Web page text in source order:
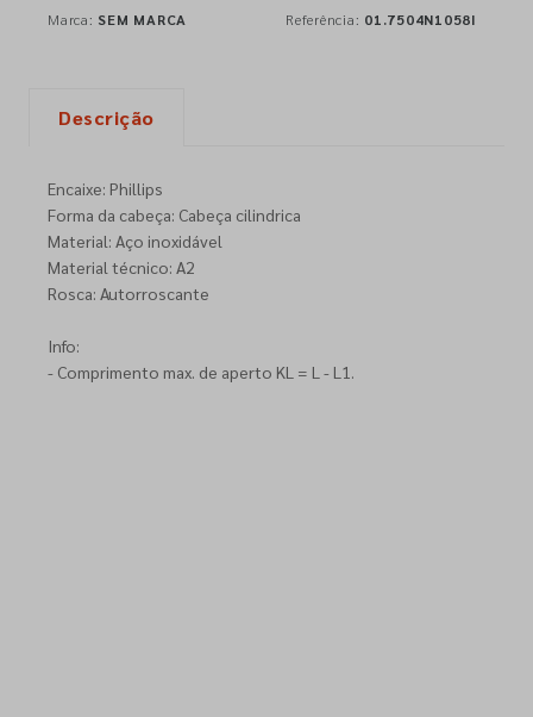
Marca: SEM MARCA Referência: 01.7504N1058I
Descrição
Encaixe: Phillips
Forma da cabeça: Cabeça cilindrica
Material: Aço inoxidável
Material técnico: A2
Rosca: Autorroscante
Info:
- Comprimento max. de aperto KL = L - L1.